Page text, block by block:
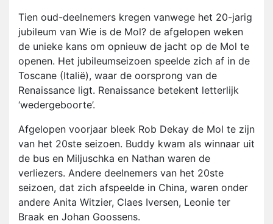
Tien oud-deelnemers kregen vanwege het 20-jarig
jubileum van Wie is de Mol? de afgelopen weken
de unieke kans om opnieuw de jacht op de Mol te
openen. Het jubileumseizoen speelde zich af in de
Toscane (Italië), waar de oorsprong van de
Renaissance ligt. Renaissance betekent letterlijk
‘wedergeboorte’.
Afgelopen voorjaar bleek Rob Dekay de Mol te zijn
van het 20ste seizoen. Buddy kwam als winnaar uit
de bus en Miljuschka en Nathan waren de
verliezers. Andere deelnemers van het 20ste
seizoen, dat zich afspeelde in China, waren onder
andere Anita Witzier, Claes Iversen, Leonie ter
Braak en Johan Goossens.